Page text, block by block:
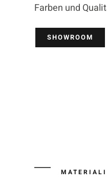
Farben und
SHOWROOM